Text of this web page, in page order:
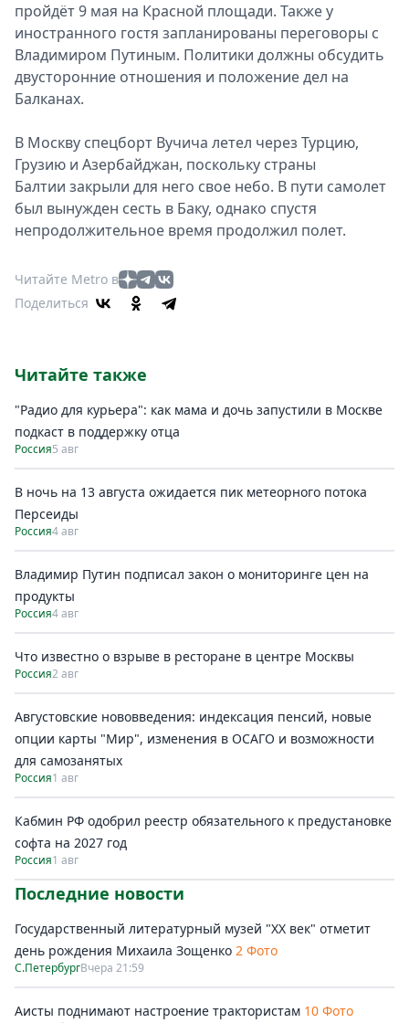
пройдёт 9 мая на Красной площади. Также у
иностранного гостя запланированы переговоры с
Владимиром Путиным. Политики должны обсудить
двусторонние отношения и положение дел на
Балканах.
В Москву спецборт Вучича летел через Турцию,
Грузию и Азербайджан, поскольку страны
Балтии закрыли для него свое небо. В пути самолет
был вынужден сесть в Баку, однако спустя
непродолжительное время продолжил полет.
Читайте Metro в
Поделиться
Читайте также
"Радио для курьера": как мама и дочь запустили в Москве
подкаст в поддержку отца
Россия5 авг
В ночь на 13 августа ожидается пик метеорного потока
Персеиды
Россия4 авг
Владимир Путин подписал закон о мониторинге цен на
продукты
Россия4 авг
Что известно о взрыве в ресторане в центре Москвы
Россия2 авг
Августовские нововведения: индексация пенсий, новые
опции карты "Мир", изменения в ОСАГО и возможности
для самозанятых
Россия1 авг
Кабмин РФ одобрил реестр обязательного к предустановке
софта на 2027 год
Россия1 авг
Последние новости
Государственный литературный музей "ХХ век" отметит
день рождения Михаила Зощенко 2 Фото
С.ПетербургВчера 21:59
Аисты поднимают настроение трактористам 10 Фото